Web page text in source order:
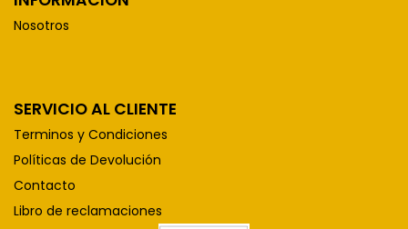
Nosotros
SERVICIO AL CLIENTE
Terminos y Condiciones
Políticas de Devolución
Contacto
Libro de reclamaciones